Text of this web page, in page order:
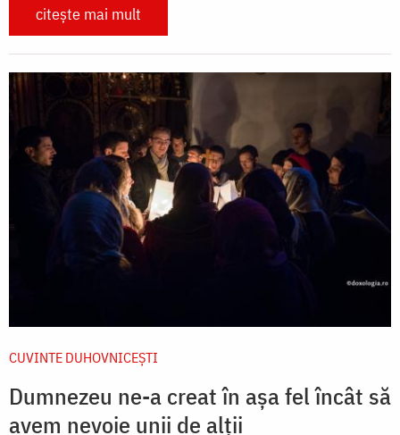
citește mai mult
CUVINTE DUHOVNICEȘTI
Dumnezeu ne-a creat în așa fel încât să
avem nevoie unii de alții